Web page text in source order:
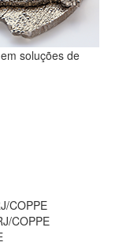
soluções de
COPPE
COPPE